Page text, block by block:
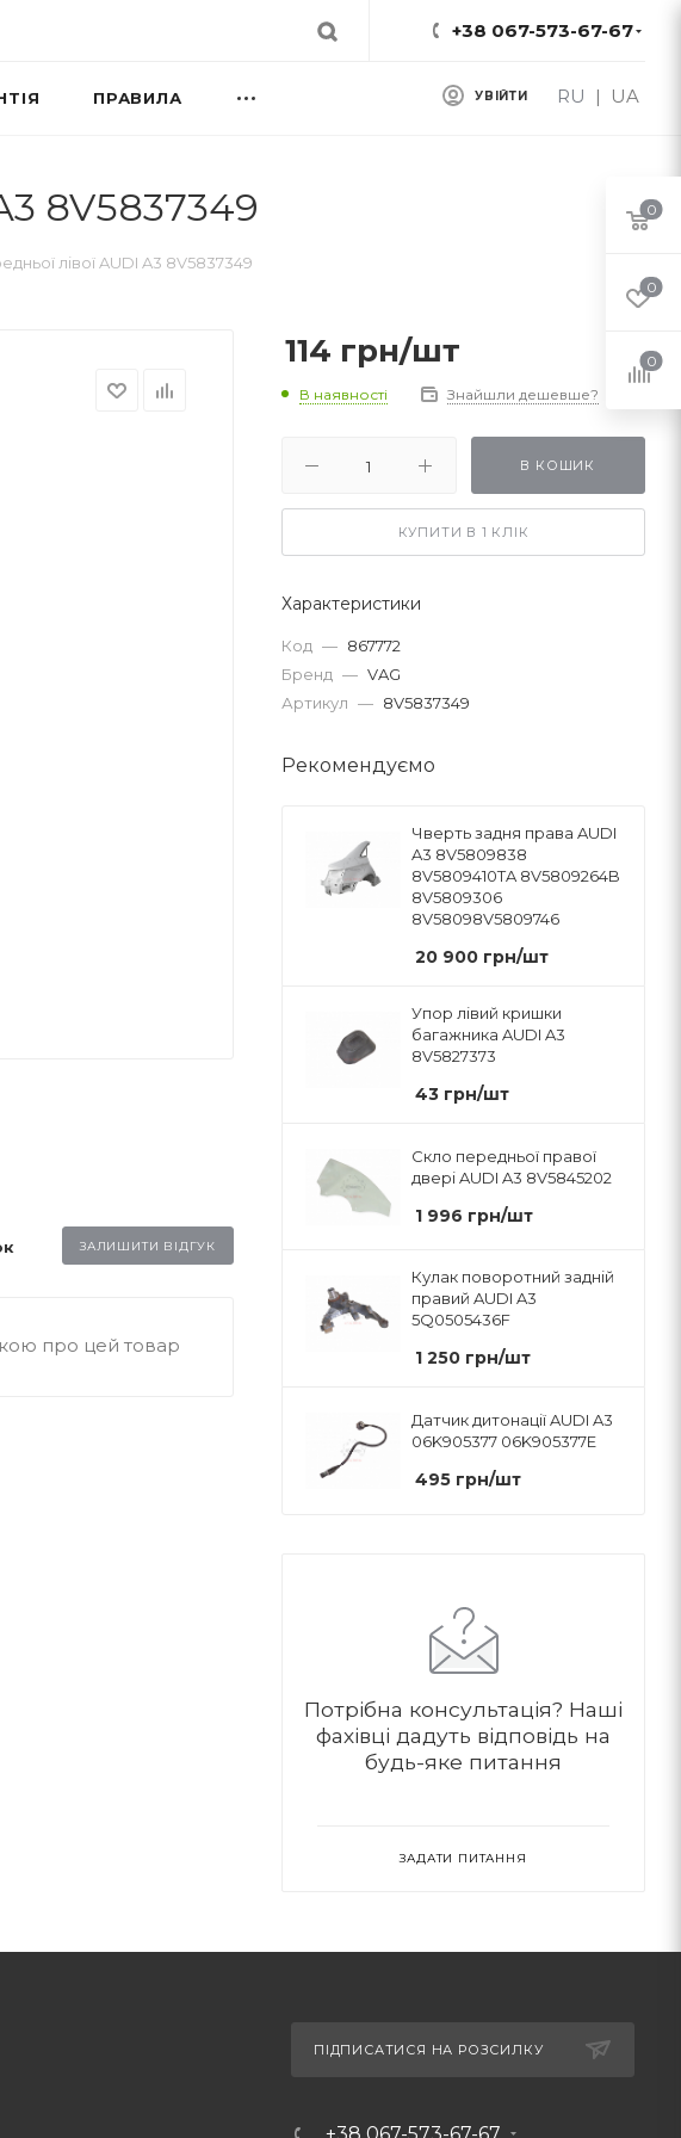
+38 067-573-67-67
RU | UA
УВІЙТИ
ПРАВИЛА
8V5837349
лівої AUDI A3 8V5837349
ЗАЛИШИТИ ВІДГУК
про цей товар
114 грн/шт
В наявності Знайшли дешевше?
В КОШИК
КУПИТИ В 1 КЛІК
Характеристики
Код — 867772
Бренд — VAG
Артикул — 8V5837349
Рекомендуємо
Чверть задня права AUDI
A3 8V5809838
8V5809410TA 8V5809264B
8V5809306
8V58098V5809746
20 900 грн/шт
Упор лівий кришки
багажника AUDI A3
8V5827373
43 грн/шт
Скло передньої правої
двері AUDI A3 8V5845202
1 996 грн/шт
Кулак поворотний задній
правий AUDI A3
5Q0505436F
1 250 грн/шт
Датчик дитонації AUDI A3
06K905377 06K905377E
495 грн/шт
Потрібна консультація? Наші
фахівці дадуть відповідь на
будь-яке питання
ЗАДАТИ ПИТАННЯ
ПІДПИСАТИСЯ НА РОЗСИЛКУ
0
0
0